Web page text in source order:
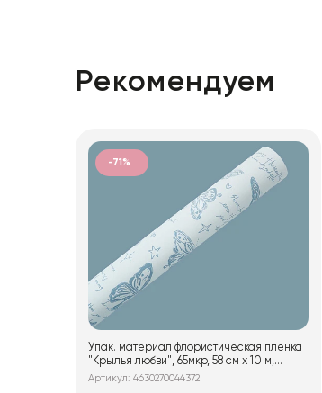
Рекомендуем
-71%
Упак. материал флористическая пленка
"Крылья любви", 65мкр, 58 см х 10 м,
голубой
Артикул: 4630270044372